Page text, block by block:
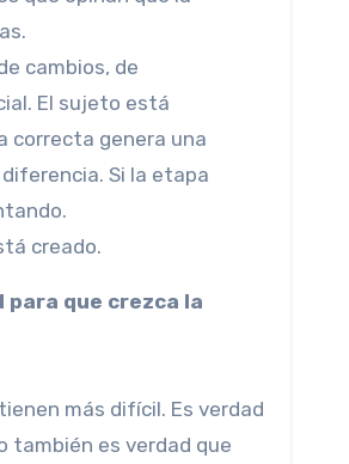
cambios, de
El sujeto está
correcta genera una
Si la etapa
creado.
para que crezca la
más difícil. Es verdad
también es verdad que